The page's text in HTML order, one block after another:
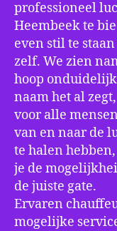
professioneel
Heembeek te
even stil te
zelf. We zien
hoop
naam het al
voor alle
van en naar de
te halen
je de
de juiste gate.
Ervaren
mogelijke